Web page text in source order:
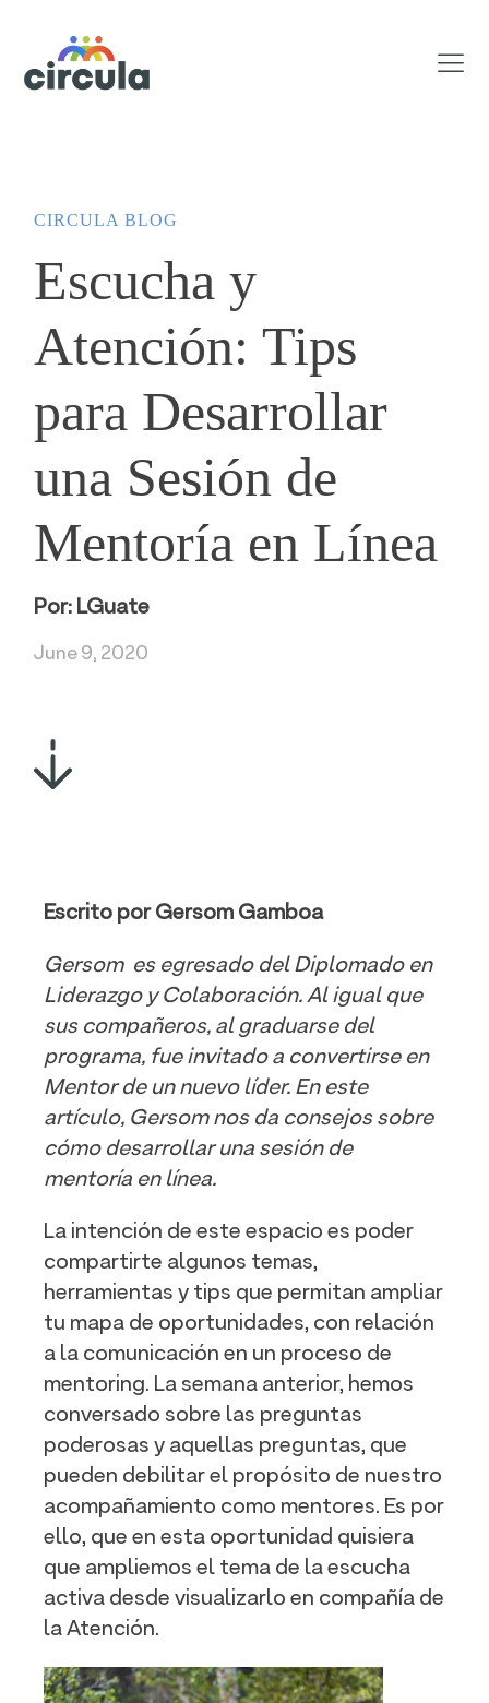
CIRCULA BLOG
Escucha y
Atención: Tips
para Desarrollar
una Sesión de
Mentoría en Línea
Por:LGuate
June 9, 2020
Escrito por Gersom Gamboa
Gersom es egresado del Diplomado en
Liderazgo y Colaboración. Al igual que
sus compañeros, al graduarse del
programa, fue invitado a convertirse en
Mentor de un nuevo líder. En este
artículo, Gersom nos da consejos sobre
cómo desarrollar una sesión de
mentoría en línea.
La intención de este espacio es poder
compartirte algunos temas,
herramientas y tips que permitan ampliar
tu mapa de oportunidades, con relación
a la comunicación en un proceso de
mentoring. La semana anterior, hemos
conversado sobre las preguntas
poderosas y aquellas preguntas, que
pueden debilitar el propósito de nuestro
acompañamiento como mentores. Es por
ello, que en esta oportunidad quisiera
que ampliemos el tema de la escucha
activa desde visualizarlo en compañía de
la Atención.